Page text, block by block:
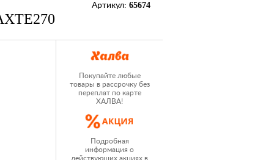
Артикул: 65674
Покупайте любые
товары в рассрочку без
переплат по карте
ХАЛВА!
Подробная
информация о
действующих акциях в